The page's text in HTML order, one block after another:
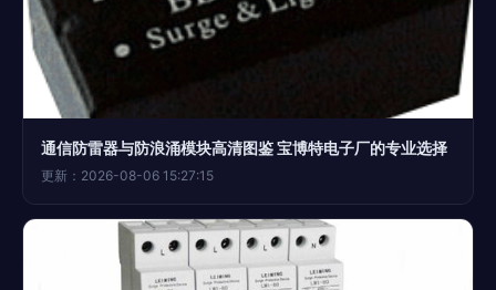
通信防雷器与防浪涌模块高清图鉴 宝博特电子厂的专业选择
更新：2026-08-06 15:27:15